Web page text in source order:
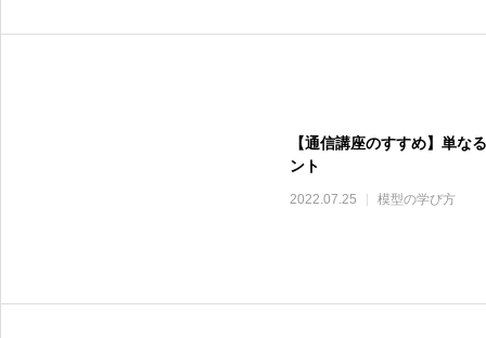
【通信講座のすすめ】単な
ント
2022.07.25 模型の学び方